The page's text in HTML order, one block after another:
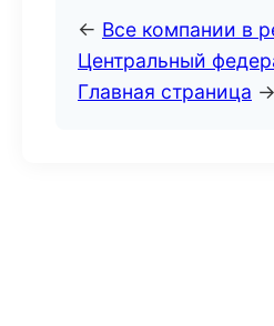
← Все компании в
Центральный
Главная страница →